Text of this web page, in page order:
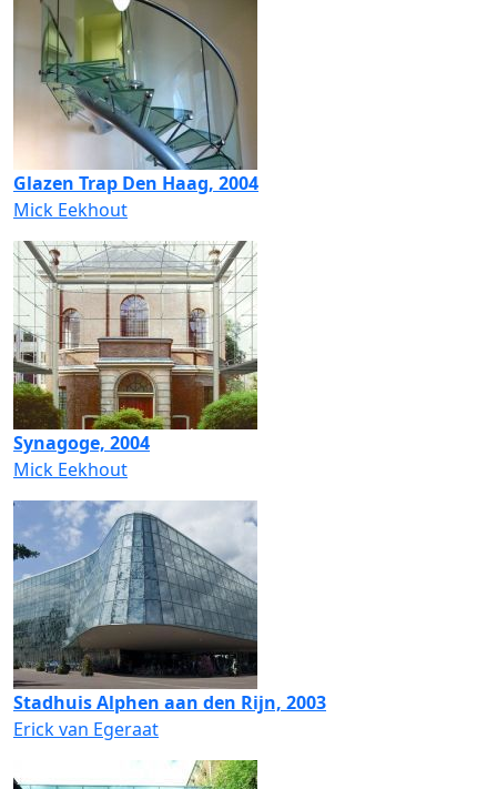
Glazen Trap Den Haag, 2004
Mick Eekhout
Synagoge, 2004
Mick Eekhout
Stadhuis Alphen aan den Rijn, 2003
Erick van Egeraat